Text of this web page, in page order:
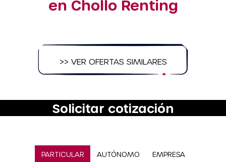
en Chollo Renting
>> VER OFERTAS SIMILARES
Solicitar cotización
PARTICULAR AUTÓNOMO EMPRESA